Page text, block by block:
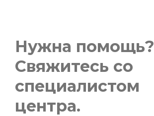
Нужна помощь?
Свяжитесь со
специалистом
центра.